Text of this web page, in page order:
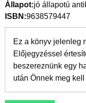
Állapot jó állapotú
ISBN 9638579447
Ez a könyv jelenleg
Előjegyzéssel
beszereznünk egy
után Önnek meg